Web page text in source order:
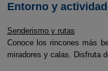
Entorno y
Senderismo y rutas
Conoce los rincones más
miradores y calas. Disfruta